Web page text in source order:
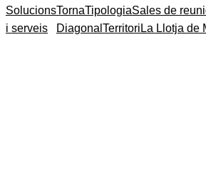
Solucions
i serveis
TornaTipologiaSales de
Diagonal Territori La Llotja de